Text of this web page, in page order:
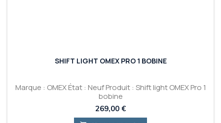
SHIFT LIGHT OMEX PRO 1 BOBINE
Marque : OMEX État : Neuf Produit : Shift light OMEX Pro 1
bobine
Prix
269,00 €